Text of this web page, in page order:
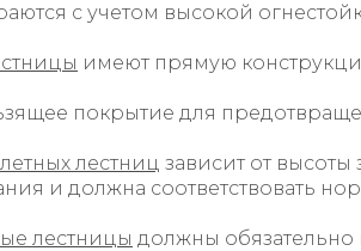
с учетом высокой
имеют прямую
покрытие для
лестниц зависит от
и должна соответствовать
лестницы должны обязательно